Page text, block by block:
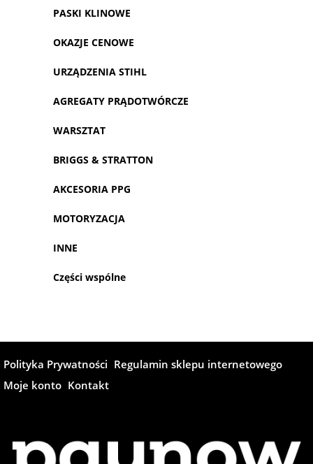
PASKI KLINOWE
OKAZJE CENOWE
URZĄDZENIA STIHL
AGREGATY PRĄDOTWÓRCZE
WARSZTAT
BRIGGS & STRATTON
AKCESORIA PPG
MOTORYZACJA
INNE
Części wspólne
Polityka Prywatności Regulamin sklepu internetowego
Moje konto Kontakt